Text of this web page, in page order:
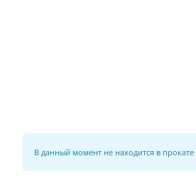
В данный момент не находится в